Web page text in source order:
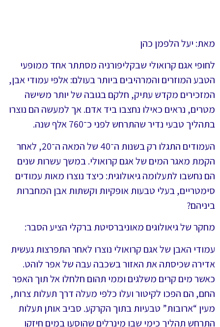
מאת: יעל הלפמן כהן
לחופי אגם קרואולי שבקליפורניה מסתתר אחד ממופעי
הטבע המוזרים והמרהיבים ביותר בעולם: אלפי עמודי אבן,
המזכירים מקדש עתיק, חלקם בגובה של יותר משישה
מטרים, נראים כאילו נחצבו ביד אדם. אך למעשה הם נוצרו
בתהליך טבעי נדיר שהתרחש לפני כ־760 אלף שנה.
העמודים התגלו רק בשנות ה־40 של המאה ה־20, לאחר
הקמת מאגר המים של אגם קרואולי. במשך עשרות שנים
הם נחשבו לתעלומה גיאולוגית: כיצד נוצרו מאות עמודים
סימטריים, בעלי טבעות אופקיות וקשתות אבן המחברות
ביניהם?
מחקר של גיאולוגים מאוניברסיטת ברקלי הציע הסבר:
עמודי האבן של אגם קרואולי נוצרו לאחר התפרצות געשית
אדירה שכיסתה את האזור בשכבה עבה של אפר לוהט.
כאשר מים קרים משלגים וממי תהום חלחלו אל תוך האפר
החם, הם הפכו לקיטור ועלו כלפי מעלה דרך תעלות צרות,
מעין “ארובות” טבעיות בתוך הקרקע. סביב אותן תעלות
התרחש תהליך כימי שבו מינרלים שהוסעו במים חיזקו